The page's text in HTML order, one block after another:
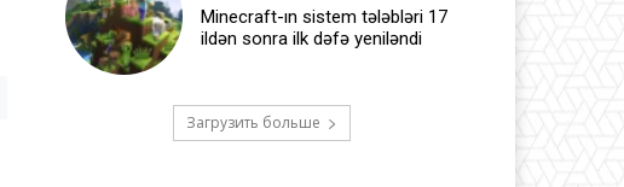
Minecraft-ın sistem tələbləri 17
ildən sonra ilk dəfə yeniləndi
Загрузить больше